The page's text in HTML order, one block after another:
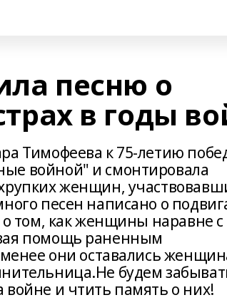
песню о
в годы
Тимофеева к 75-летию
войной" и смонтировала
женщин,
песен написано о
о том, как женщины наравне с
помощь раненным
они оставались
будем
и чтить память о них!